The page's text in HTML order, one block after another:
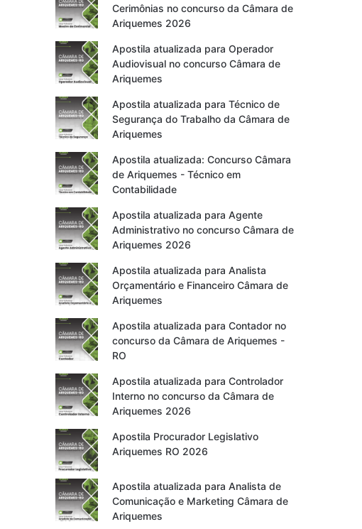
Cerimônias no concurso da Câmara de
Ariquemes 2026
Apostila atualizada para Operador
Audiovisual no concurso Câmara de
Ariquemes
Apostila atualizada para Técnico de
Segurança do Trabalho da Câmara de
Ariquemes
Apostila atualizada: Concurso Câmara
de Ariquemes - Técnico em
Contabilidade
Apostila atualizada para Agente
Administrativo no concurso Câmara de
Ariquemes 2026
Apostila atualizada para Analista
Orçamentário e Financeiro Câmara de
Ariquemes
Apostila atualizada para Contador no
concurso da Câmara de Ariquemes -
RO
Apostila atualizada para Controlador
Interno no concurso da Câmara de
Ariquemes 2026
Apostila Procurador Legislativo
Ariquemes RO 2026
Apostila atualizada para Analista de
Comunicação e Marketing Câmara de
Ariquemes